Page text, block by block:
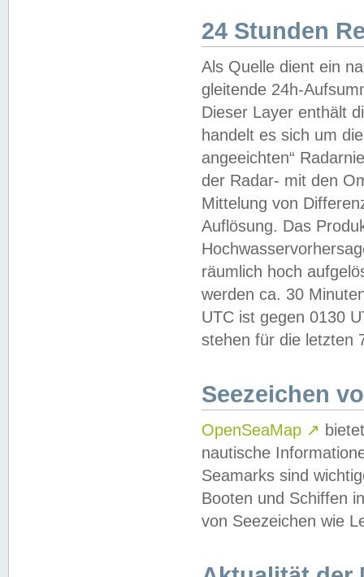
24 Stunden
Als Quelle dient ein
gleitende 24h-
Dieser Layer enthält
handelt es sich um
angeeichten“
der Radar- mit den
Mittelung von
Auflösung. Das
räumlich hoch
werden ca. 30
UTC ist gegen 0130
stehen für die letzten
Seezeichen
OpenSeaMap ↗
nautische
Seamarks sind
Booten und Schiffen
von Seezeichen wie